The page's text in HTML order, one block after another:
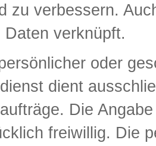
zu verbessern.
Daten verknüpft.
oder
dient
Die
freiwillig. Die